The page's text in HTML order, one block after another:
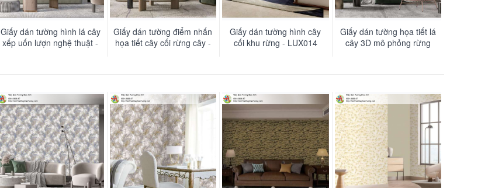
Giấy dán tường hình lá cây
xếp uốn lượn nghệ thuật -
Giấy dán tường điểm nhấn
họa tiết cây cối rừng cây -
Giấy dán tường hình cây
cối khu rừng - LUX014
Giấy dán tường họa tiết lá
cây 3D mô phỏng rừng